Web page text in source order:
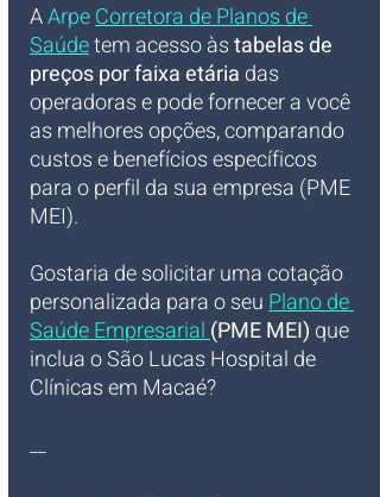
A Arpe Corretora de Planos de
Saúde tem acesso às tabelas de
preços por faixa etária das
operadoras e pode fornecer a você
as melhores opções, comparando
custos e benefícios específicos
para o perfil da sua empresa (PME
MEI).
Gostaria de solicitar uma cotação
personalizada para o seu Plano de
Saúde Empresarial(PME MEI) que
inclua o São Lucas Hospital de
Clínicas em Macaé?
__